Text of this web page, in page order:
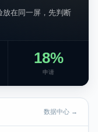
放在同一屏，先判断
18%
申请
数据中心 →